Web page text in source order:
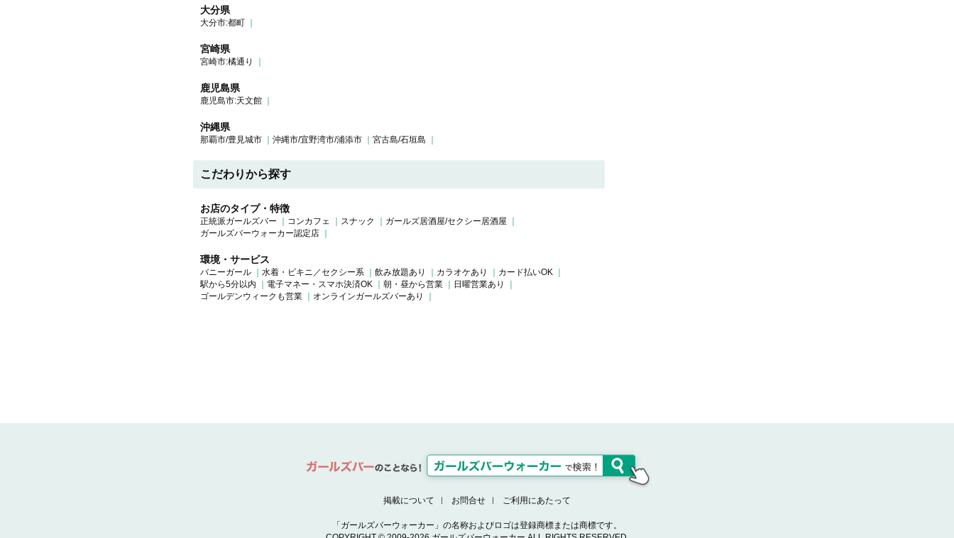
大分県
大分市:都町
宮崎県
宮崎市:橘通り
鹿児島県
鹿児島市:天文館
沖縄県
那覇市/豊見城市 沖縄市/宜野湾市/浦添市 宮古島/石垣島
こだわりから探す
お店のタイプ・特徴
正統派ガールズバー コンカフェ スナック
ガールズ居酒屋/セクシー居酒屋
ガールズバーウォーカー認定店
環境・サービス
バニーガール 水着・ビキニ／セクシー系 飲み放題あり カラオケあり
カード払いOK
駅から5分以内
電子マネー・スマホ決済OK 朝・昼から営業
日曜営業あり
ゴールデンウィークも営業
オンラインガールズバーあり
掲載について お問合せ ご利用にあたって
「ガールズバーウォーカー」の名称およびロゴは登録商標または商標です。